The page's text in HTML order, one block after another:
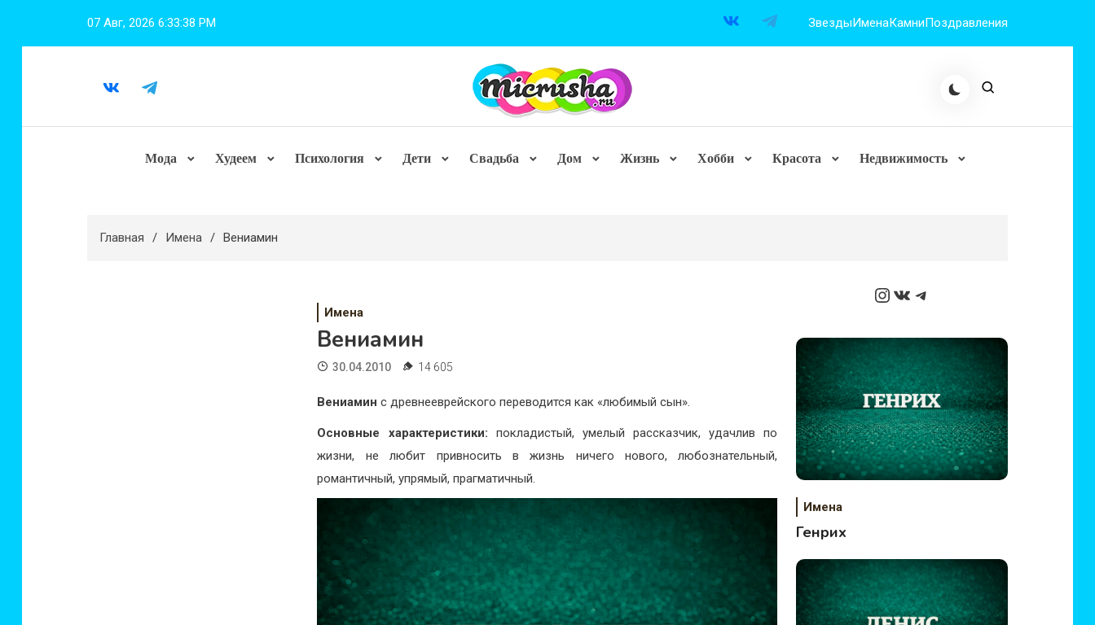
07 Авг, 2026 6:33:39 PM ЗвездыИменаКамниПоздравления
Мода Худеем Психология Дети Свадьба Дом Жизнь Хобби Красота Недвижимость
Главная Имена Вениамин
Имена
Вениамин
30.04.2010 14 605
Вениамин с древнееврейского переводится как «любимый сын».
Основные характеристики: покладистый, умелый рассказчик, удачлив по
жизни, не любит привносить в жизнь ничего нового, любознательный,
романтичный, упрямый, прагматичный.
Instagram
ВКонтакте
Telegram
Имена
Генрих